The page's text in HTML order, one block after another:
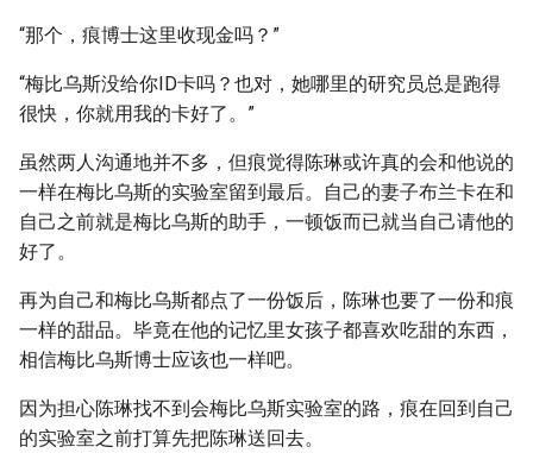
“那个，痕博士这里收现金吗？”
“梅比乌斯没给你ID卡吗？也对，她哪里的研究员总是跑得
很快，你就用我的卡好了。”
虽然两人沟通地并不多，但痕觉得陈琳或许真的会和他说的
一样在梅比乌斯的实验室留到最后。自己的妻子布兰卡在和
自己之前就是梅比乌斯的助手，一顿饭而已就当自己请他的
好了。
再为自己和梅比乌斯都点了一份饭后，陈琳也要了一份和痕
一样的甜品。毕竟在他的记忆里女孩子都喜欢吃甜的东西，
相信梅比乌斯博士应该也一样吧。
因为担心陈琳找不到会梅比乌斯实验室的路，痕在回到自己
的实验室之前打算先把陈琳送回去。